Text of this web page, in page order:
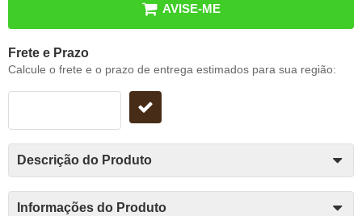
AVISE-ME
Frete e Prazo
Calcule o frete e o prazo de entrega estimados para sua região:
Descrição do Produto
Informações do Produto